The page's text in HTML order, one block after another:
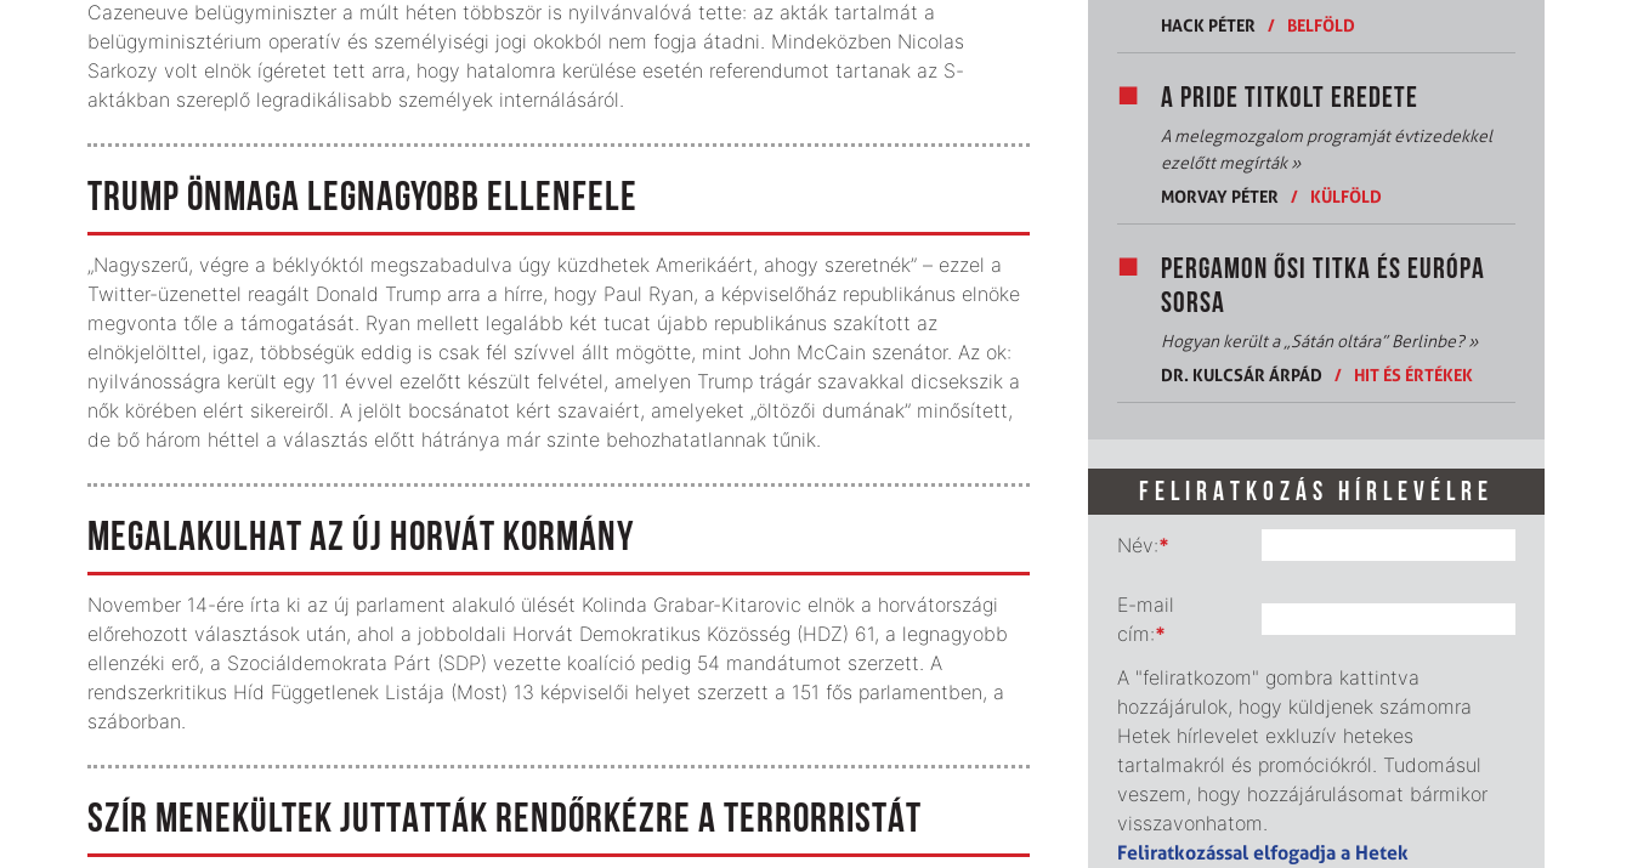
Cazeneuve belügyminiszter a múlt héten többször is nyilvánvalóvá tette: az akták tartalmát a
belügyminisztérium operatív és személyiségi jogi okokból nem fogja átadni. Mindeközben Nicolas
Sarkozy volt elnök ígéretet tett arra, hogy hatalomra kerülése esetén referendumot tartanak az S-
aktákban szereplő legradikálisabb személyek internálásáról.
TRUMP ÖNMAGA LEGNAGYOBB ELLENFELE
„Nagyszerű, végre a béklyóktól megszabadulva úgy küzdhetek Amerikáért, ahogy szeretnék” – ezzel a
Twitter-üzenettel reagált Donald Trump arra a hírre, hogy Paul Ryan, a képviselőház republikánus elnöke
megvonta tőle a támogatását. Ryan mellett legalább két tucat újabb republikánus szakított az
elnökjelölttel, igaz, többségük eddig is csak fél szívvel állt mögötte, mint John McCain szenátor. Az ok:
nyilvánosságra került egy 11 évvel ezelőtt készült felvétel, amelyen Trump trágár szavakkal dicsekszik a
nők körében elért sikereiről. A jelölt bocsánatot kért szavaiért, amelyeket „öltözői dumának” minősített,
de bő három héttel a választás előtt hátránya már szinte behozhatatlannak tűnik.
MEGALAKULHAT AZ ÚJ HORVÁT KORMÁNY
November 14-ére írta ki az új parlament alakuló ülését Kolinda Grabar-Kitarovic elnök a horvátországi
előrehozott választások után, ahol a jobboldali Horvát Demokratikus Közösség (HDZ) 61, a legnagyobb
ellenzéki erő, a Szociáldemokrata Párt (SDP) vezette koalíció pedig 54 mandátumot szerzett. A
rendszerkritikus Híd Függetlenek Listája (Most) 13 képviselői helyet szerzett a 151 fős parlamentben, a
száborban.
SZÍR MENEKÜLTEK JUTTATTÁK RENDŐRKÉZRE A TERRORRISTÁT
HACK PÉTER
/ BELFÖLD
A PRIDE TITKOLT EREDETE
A melegmozgalom programját évtizedekkel
ezelőtt megírták»
MORVAY PÉTER
/ KÜLFÖLD
PERGAMON ŐSI TITKA ÉS EURÓPA
SORSA
Hogyan került a „Sátán oltára” Berlinbe?»
DR. KULCSÁR ÁRPÁD
/ HIT ÉS ÉRTÉKEK
FELIRATKOZÁS HÍRLEVÉLRE
Név:*
E-mail
cím:*
A "feliratkozom" gombra kattintva
hozzájárulok, hogy küldjenek számomra
Hetek hírlevelet exkluzív hetekes
tartalmakról és promóciókról. Tudomásul
veszem, hogy hozzájárulásomat bármikor
visszavonhatom.
Feliratkozással elfogadja a Hetek